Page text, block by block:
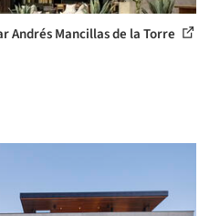
Andrés Mancillas de la Torre